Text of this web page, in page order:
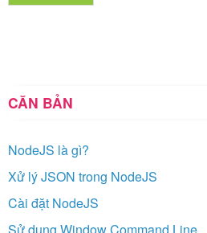
CĂN BẢN
NodeJS là gì?
Xử lý JSON trong NodeJS
Cài đặt NodeJS